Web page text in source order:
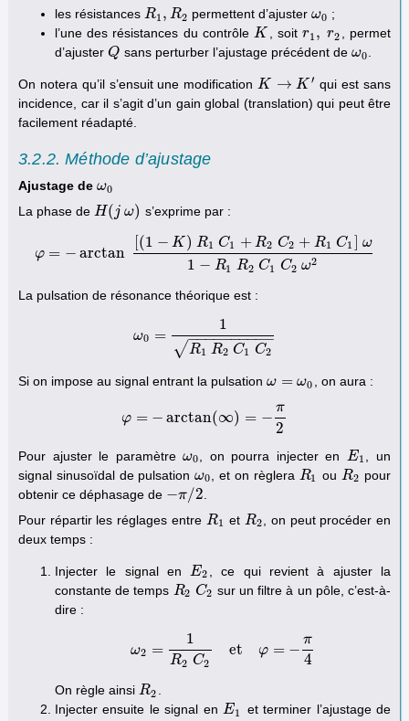
les résistances R1 , R2
R1 ,R2 permettent d’ajusterω0
ω0 ;
l’une des résistances du contrôle K
K , soitr1 , r2
r1 , 2
, permet
d’ajuster Q
Q sans perturber l’ajustage précédent de ω0
ω0
On notera qu’il s’ensuit une modification K → K ′
K→K′
qui est sans
incidence, car il s’agit d’un gain global (translation) qui peut être
facilement réadapté.
3.2.2. Méthode d’ajustage
Ajustage de ω0
ω0
La phase de H(j ω)
H(j ω ) s’exprime par :
φ = − arctan
[(1 − K ) R1 C1 + R2 C2 + R1 C1 ] ω
1 − R1 R2 C1 C2 ω2
φ=−arctan [(1−K R1 C1+R2 C2+R1 C1] ω1−R1 R2 C1 C2
La pulsation de résonance théorique est :
ω0 =
1
R1 R2 C1 C2
− −
−−−−−−−−
√
ω0 =1R1 R2 C1 C2
Si on impose au signal entrant la pulsation ω = ω0
ω =ω 0 , on aura :
φ = − arctan(∞) = −
π
2
φ= −arctan(∞)=− π2
Pour ajuster le paramètreω0
ω0 , on pourra injecter en E1
E1
, un
signal sinusoïdal de pulsationω0
ω0 , et on règlera R1
R1 ou R2
R2 pour
obtenir ce déphasage de −π/2
−π/2
Pour répartir les réglages entre R1
R1 et R2
R2
, on peut procéder en
deux temps :
Injecter le signal en E2
E2
, ce qui revient à ajuster la
constante de temps R2 C2
R2 C2 sur un filtre à un pôle, c’est-à-
dire :
ω2 =
1
R2 C2
et φ = −
π
4
ω2=1R2 2et −π4
On règle ainsi R2
R2
Injecter ensuite le signal en E1
E1 et terminer l’ajustage de